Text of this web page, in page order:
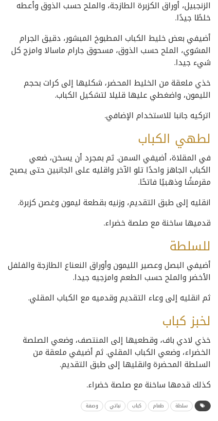
الزنجبيل، أوراق الكزبرة الطازجة، والملح حسب الذوق وأعطه
خلطًا جيدًا.
أضيفي بعض خليط الكباب المطبوخ المبشور، دقيق الجرام
المشوي، الملح حسب الذوق، مسحوق جارام ماسالا وامزج كل
شيء جيدا.
خذي ملعقة من الخليط المحضر، شكليها إلى كرات بحجم
الليمون، واضغطي عليها قليلا لتشكيل الكباب.
اتركيه جانبا للاستخدام الإضافي.
لطهي الكباب
في المقلاة، أضيفي السمن. ثم بمجرد أن يسخن، ضعي
الكباب الجاهز واحدًا تلو الآخر واقليه على الجانبين حتى يصبح
مقرمشًا وذهبيًا فاتحًا.
انقليه إلى طبق التقديم، وزنيه بقطعة ليمون وغصن كزبرة.
قدميها ساخنة مع صلصة خضراء.
للسلطة
أضيفي البصل وعصير الليمون وأوراق النعناع الطازجة والفلفل
الأخضر والملح حسب الطعم وامزجيه جيدا.
ثم انقليه إلى وعاء التقديم وقدميه مع الكباب المقلي.
لخبز كباب
خذي لادي باف، وقطعيها إلى المنتصف، وضعي الصلصة
الخضراء، وضعي الكباب المقلي. ثم أضيفي ملعقة من
السلطة المحضرة وانقليها إلى طبق التقديم.
كذلك قدمها ساخنة مع صلصة خضراء.
سلطة طعام كباب نباتي وصفة